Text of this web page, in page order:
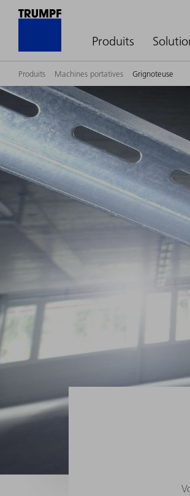
Produits
Produits Machines portatives Grignoteuse